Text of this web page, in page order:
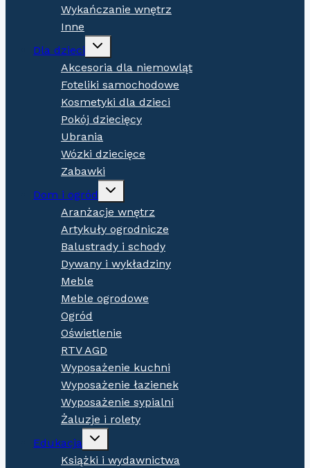
Wykańczanie wnętrz
Inne
Dla dzieci
Expand
menu
Akcesoria dla niemowląt
Foteliki samochodowe
Kosmetyki dla dzieci
Pokój dziecięcy
Ubrania
Wózki dziecięce
Zabawki
Dom i ogród
Expand
menu
Aranżacje wnętrz
Artykuły ogrodnicze
Balustrady i schody
Dywany i wykładziny
Meble
Meble ogrodowe
Ogród
Oświetlenie
RTV AGD
Wyposażenie kuchni
Wyposażenie łazienek
Wyposażenie sypialni
Żaluzje i rolety
Edukacja
Expand
menu
Książki i wydawnictwa